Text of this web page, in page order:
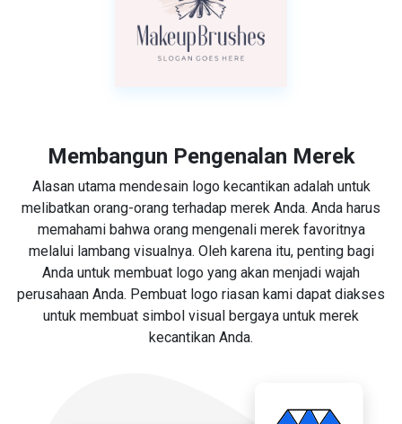
Membangun Pengenalan Merek
Alasan utama mendesain logo kecantikan adalah untuk
melibatkan orang-orang terhadap merek Anda. Anda harus
memahami bahwa orang mengenali merek favoritnya
melalui lambang visualnya. Oleh karena itu, penting bagi
Anda untuk membuat logo yang akan menjadi wajah
perusahaan Anda. Pembuat logo riasan kami dapat diakses
untuk membuat simbol visual bergaya untuk merek
kecantikan Anda.